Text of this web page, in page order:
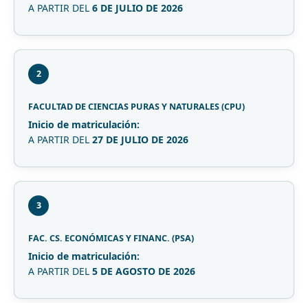
A PARTIR DEL 6 DE JULIO DE 2026
2
FACULTAD DE CIENCIAS PURAS Y NATURALES (CPU)
Inicio de matriculación:
A PARTIR DEL 27 DE JULIO DE 2026
3
FAC. CS. ECONÓMICAS Y FINANC. (PSA)
Inicio de matriculación:
A PARTIR DEL 5 DE AGOSTO DE 2026